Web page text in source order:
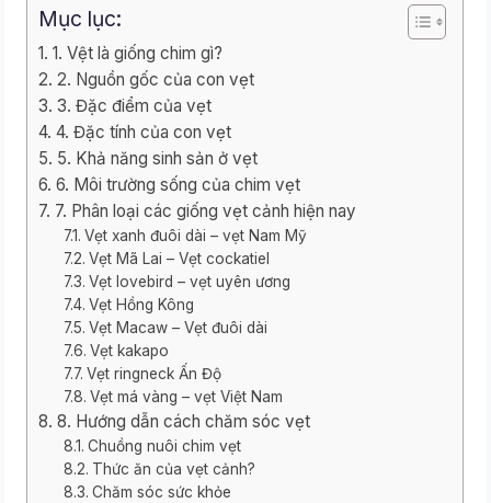
Mục lục:
1. Vệt là giống chim gì?
2. Nguồn gốc của con vẹt
3. Đặc điểm của vẹt
4. Đặc tính của con vẹt
5. Khả năng sinh sản ở vẹt
6. Môi trường sống của chim vẹt
7. Phân loại các giống vẹt cảnh hiện nay
Vẹt xanh đuôi dài – vẹt Nam Mỹ
Vẹt Mã Lai – Vẹt cockatiel
Vẹt lovebird – vẹt uyên ương
Vẹt Hồng Kông
Vẹt Macaw – Vẹt đuôi dài
Vẹt kakapo
Vẹt ringneck Ấn Độ
Vẹt má vàng – vẹt Việt Nam
8. Hướng dẫn cách chăm sóc vẹt
Chuồng nuôi chim vẹt
Thức ăn của vẹt cảnh?
Chăm sóc sức khỏe